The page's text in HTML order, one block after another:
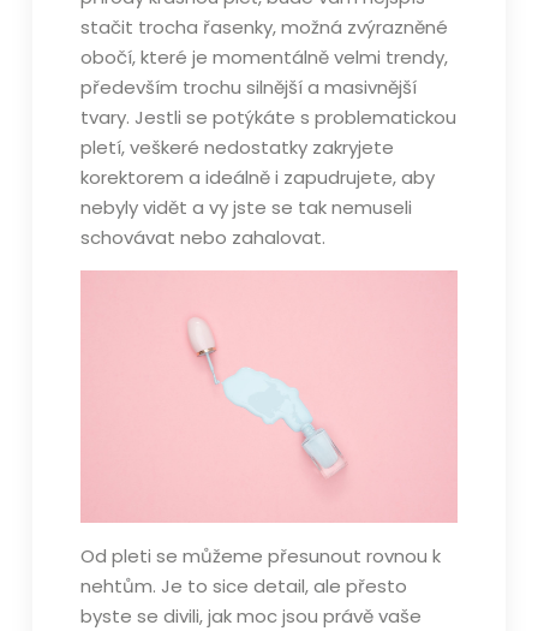
stačit trocha řasenky, možná zvýrazněné
obočí, které je momentálně velmi trendy,
především trochu silnější a masivnější
tvary. Jestli se potýkáte s problematickou
pletí, veškeré nedostatky zakryjete
korektorem a ideálně i zapudrujete, aby
nebyly vidět a vy jste se tak nemuseli
schovávat nebo zahalovat.
Od pleti se můžeme přesunout rovnou k
nehtům. Je to sice detail, ale přesto
byste se divili, jak moc jsou právě vaše